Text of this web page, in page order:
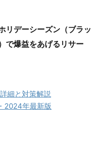
デーシーズン（ブラッ
で爆益をあげるリサー
細と対策解説
2024年最新版